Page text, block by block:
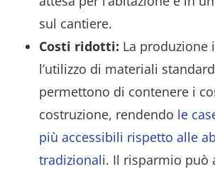
sul cantiere.
Costi ridotti: La produzione
l’utilizzo di materiali
permettono di contenere i
costruzione, rendendo le
più accessibili rispetto alle
tradizionali. Il risparmio può